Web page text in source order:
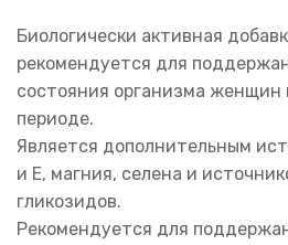
Биологически активная
рекомендуется для
состояния организма женщин
периоде.
Является дополнительным
и Е, магния, селена и
гликозидов.
Рекомендуется для